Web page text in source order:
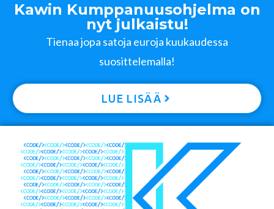
Kawin Kumppanuusohjelma on
nyt julkaistu!
Tienaa jopa satoja euroja kuukaudessa
suosittelemalla!
LUE LISÄÄ